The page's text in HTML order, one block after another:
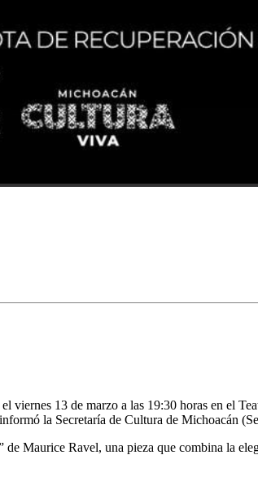
viernes 13 de marzo a las 19:30 horas en el
la Secretaría de Cultura de Michoacán
Maurice Ravel, una pieza que combina la